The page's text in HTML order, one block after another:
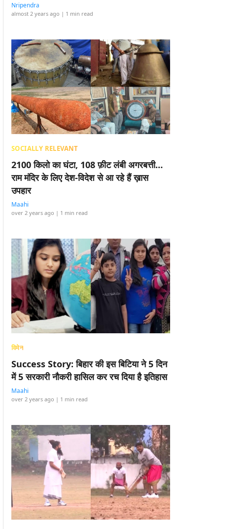
Nripendra
almost 2 years ago | 1 min read
SOCIALLY RELEVANT
2100 किलो का घंटा, 108 फ़ीट लंबी अगरबत्ती…
राम मंदिर के लिए देश-विदेश से आ रहे हैं ख़ास
उपहार
Maahi
over 2 years ago | 1 min read
विमेन
Success Story: बिहार की इस बिटिया ने 5 दिन
में 5 सरकारी नौकरी हासिल कर रच दिया है इतिहास
Maahi
over 2 years ago | 1 min read